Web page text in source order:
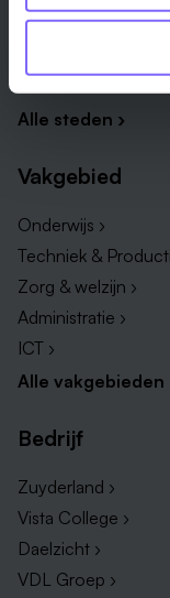
Heerlen ›
Alle steden ›
Vakgebied
Onderwijs ›
Techniek &
Zorg & welzijn ›
Administratie ›
ICT ›
Alle vakgebieden
Bedrijf
Zuyderland ›
Vista College ›
Daelzicht ›
VDL Groep ›